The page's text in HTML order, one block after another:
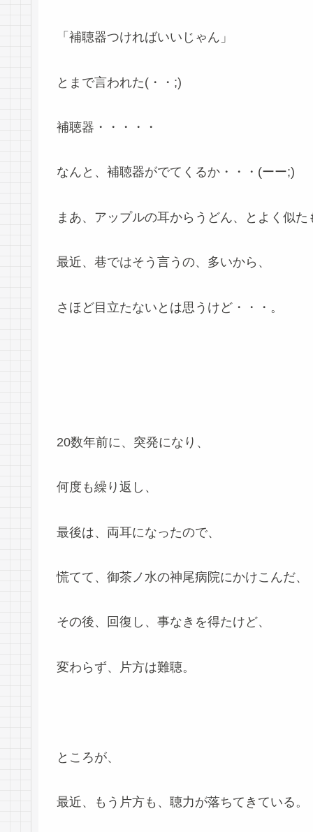
「補聴器つければいいじゃん」
とまで言われた(・・;)
補聴器・・・・・
なんと、補聴器がでてくるか・・・(ーー;)
まあ、アップルの耳からうどん、とよく似た
最近、巷ではそう言うの、多いから、
さほど目立たないとは思うけど・・・。
20数年前に、突発になり、
何度も繰り返し、
最後は、両耳になったので、
慌てて、御茶ノ水の神尾病院にかけこんだ、
その後、回復し、事なきを得たけど、
変わらず、片方は難聴。
ところが、
最近、もう片方も、聴力が落ちてきている。